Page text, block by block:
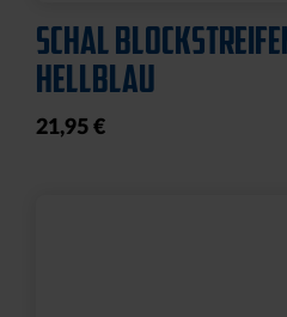
SCHAL
HELLBLAU
21,95 €